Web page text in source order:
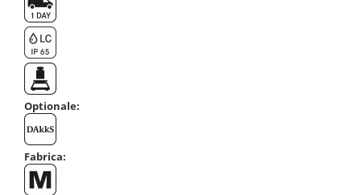
Standuri Stereomicroscoape
Unitate contrast de faza
Unitate fluorescenta
Unitate polarizare
Standard calibrare
Scala aditionala refractometru
Optionale:
Fabrica: